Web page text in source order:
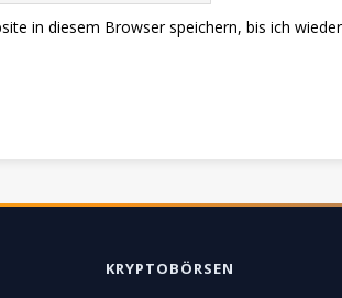
in diesem Browser speichern, bis ich
KRYPTOBÖRSEN